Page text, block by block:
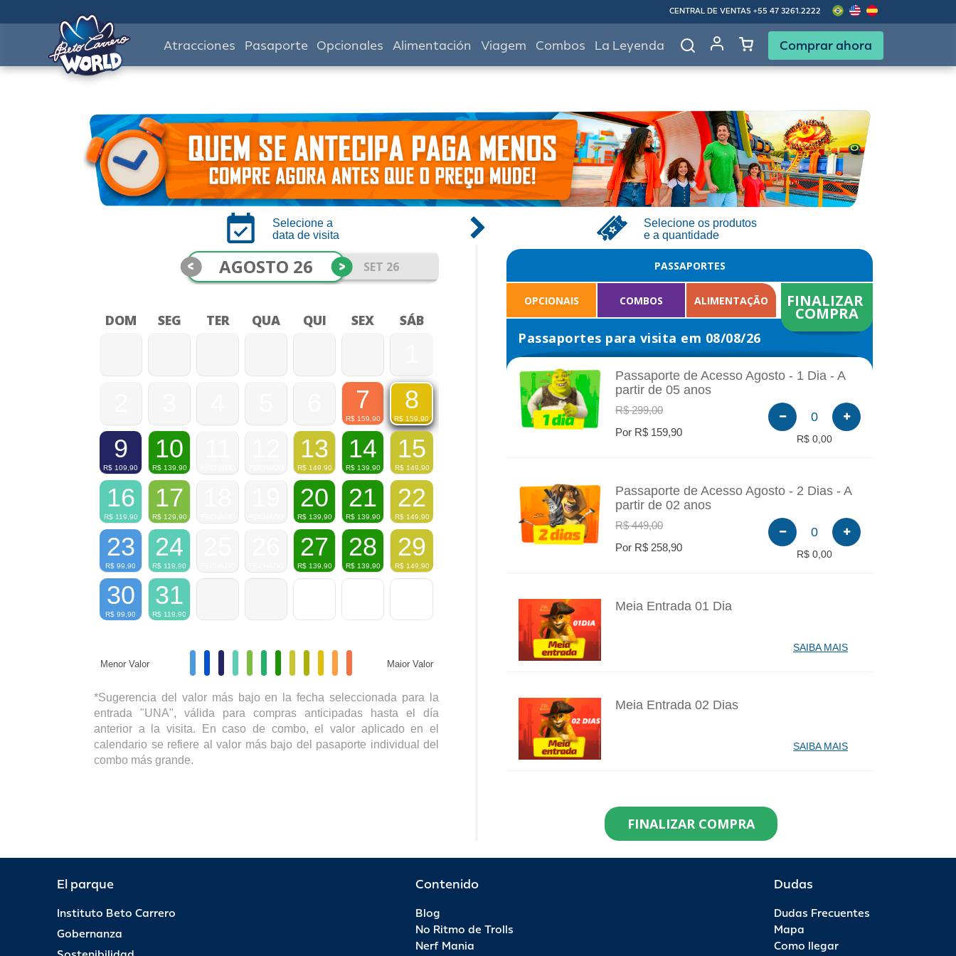
CENTRAL DE VENTAS +55 47 3261.2222
Atracciones Pasaporte Opcionales Alimentación Viagem Combos La Leyenda Comprar ahora
Selecione a
data de visita
Selecione os produtos
e a quantidade
AGOSTO 26 SET 26
< >
DOM SEG TER QUA QUI SEX SÁB
7
R$ 159,90
8
R$ 159,90
9
R$ 109,90
10
R$ 139,90
13
R$ 149,90
14
R$ 139,90
15
R$ 149,90
16
R$ 119,90
17
R$ 129,90
20
R$ 139,90
21
R$ 139,90
22
R$ 149,90
23
R$ 99,90
24
R$ 119,90
27
R$ 139,90
28
R$ 139,90
29
R$ 149,90
30
R$ 99,90
31
R$ 119,90
Menor Valor Maior Valor
*Sugerencia del valor más bajo en la fecha seleccionada para la
entrada "UNA", válida para compras anticipadas hasta el día
anterior a la visita. En caso de combo, el valor aplicado en el
calendario se refiere al valor más bajo del pasaporte individual del
combo más grande.
PASSAPORTES
OPCIONAIS COMBOS ALIMENTAÇÃO FINALIZAR
COMPRA
Passaportes para visita em 08/08/26
INFO
Passaporte de Acesso Agosto - 1 Dia - A
partir de 05 anos
R$ 299,00
Por R$ 159,90
0
R$ 0,00
INFO
Passaporte de Acesso Agosto - 2 Dias - A
partir de 02 anos
R$ 449,00
Por R$ 258,90
0
R$ 0,00
INFO
Meia Entrada 01 Dia
SAIBA MAIS
INFO
Meia Entrada 02 Dias
SAIBA MAIS
Residentes de Santa Catarina Agosto - 1
Dia
R$ 299,90
Por R$ 119,90
Passaporte Anual - 1 Ano - Anual Ouro
FINALIZAR COMPRA
El parque
Instituto Beto Carrero
Gobernanza
Contenido
Blog
No Ritmo de Trolls
Nerf Mania
Dudas
Dudas Frecuentes
Mapa
Como llegar